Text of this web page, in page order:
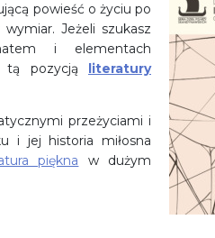
powieść o życiu po
Jeżeli szukasz
i elementach
tą pozycją
literatury
przeżyciami i
i jej historia miłosna
piękna w dużym